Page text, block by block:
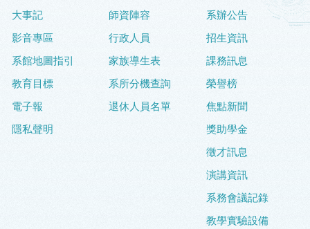
大事記
影音專區
系館地圖指引
教育目標
電子報
隱私聲明
師資陣容
行政人員
家族導生表
系所分機查詢
退休人員名單
系辦公告
招生資訊
課務訊息
榮譽榜
焦點新聞
獎助學金
徵才訊息
演講資訊
系務會議記錄
教學實驗設備